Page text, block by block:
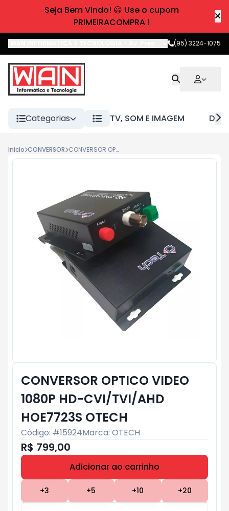
Seja Bem Vindo! 😃 Use o cupom
PRIMEIRACOMPRA !
Av. Pres. Castelo Branco,Boa
(95) 3224-1075
Categorias TV, SOM E IMAGEM
Início CONVERSOR CONVERSOR OPTICO VIDEO 1080P HD-CVI/TVI/AHD HOE7723S OTECH
CONVERSOR OPTICO VIDEO
1080P HD-CVI/TVI/AHD
HOE7723S OTECH
Código: #15924Marca: OTECH
R$ 799,00
Adicionar ao carrinho
+3 +5 +10 +20